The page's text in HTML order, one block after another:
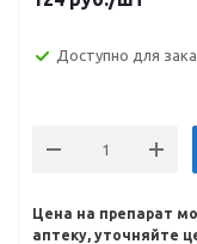
Доступно для
Цена на препарат
аптеку, уточняйте